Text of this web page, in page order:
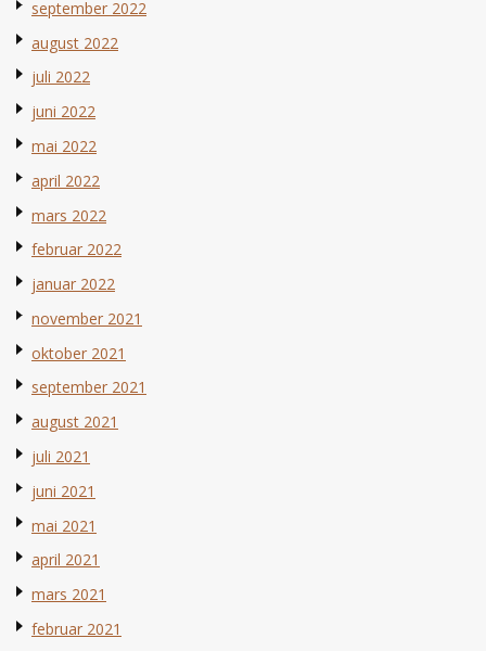
september 2022
august 2022
juli 2022
juni 2022
mai 2022
april 2022
mars 2022
februar 2022
januar 2022
november 2021
oktober 2021
september 2021
august 2021
juli 2021
juni 2021
mai 2021
april 2021
mars 2021
februar 2021